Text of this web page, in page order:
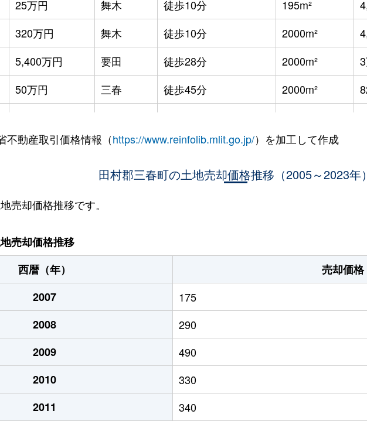
25万円 舞木 徒歩10分 195m²
320万円 舞木 徒歩10分 2000m²
5,400万円 要田 徒歩28分 2000m²
50万円 三春 徒歩45分 2000m²
48万円 要田 徒歩1時間15分 1600m²
要田 徒歩1時間15分 1900m²
480万円
26万円 要田 徒歩23分 260m²
1,000万円 三春 徒歩45分 1500m²
不動産取引価格情報（https://www.reinfolib.mlit.go.jp/）を加工して作成
田村郡三春町の土地売却価格推移（2005～2023年）
売却価格推移です。
売却価格推移
西暦（年）
売却価格
2007
175
2008
290
2009
490
2010
330
2011
340